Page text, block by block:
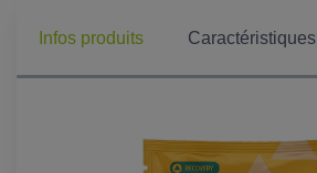
Infos produits Caractéristiques